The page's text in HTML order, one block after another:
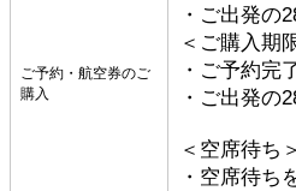
ご予約・航空券のご
購入
・ご出発の
＜ご購入期
・ご予約完
・ご出発の
＜空席待ち
・空席待ち